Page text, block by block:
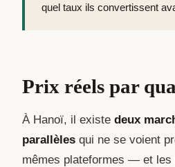
quel taux ils convertissent
Prix réels par
À Hanoï, il existe deux
parallèles qui ne se voient
mêmes plateformes — et les